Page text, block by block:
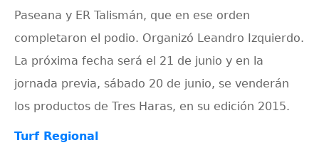
Paseana y ER Talismán, que en ese orden
completaron el podio. Organizó Leandro Izquierdo.
La próxima fecha será el 21 de junio y en la
jornada previa, sábado 20 de junio, se venderán
los productos de Tres Haras, en su edición 2015.
Turf Regional